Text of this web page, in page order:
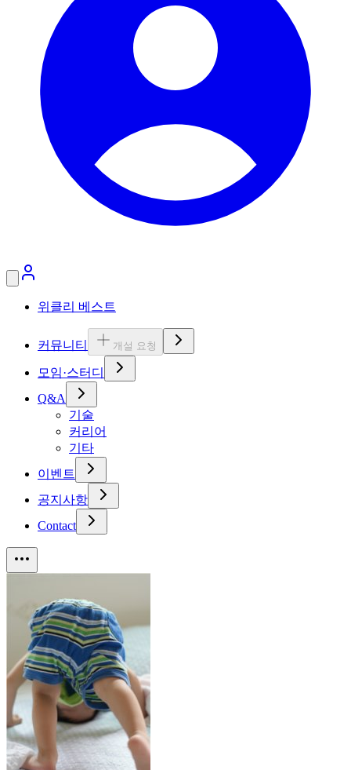
위클리 베스트
커뮤니티 개설 요청
모임·스터디
Q&A
기술
커리어
기타
이벤트
공지사항
Contact